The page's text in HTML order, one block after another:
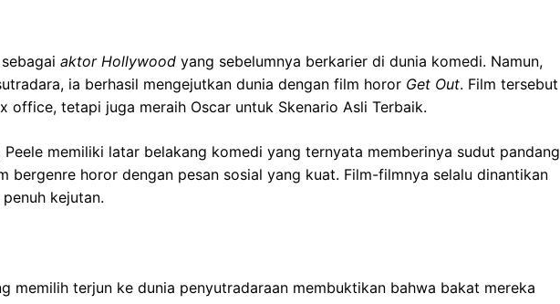
aktor Hollywood yang sebelumnya berkarier di dunia komedi. Namun,
ia berhasil mengejutkan dunia dengan film horor Get Out. Film tersebut
office, tetapi juga meraih Oscar untuk Skenario Asli Terbaik.
Peele memiliki latar belakang komedi yang ternyata memberinya sudut pandang
bergenre horor dengan pesan sosial yang kuat. Film-filmnya selalu dinantikan
kejutan.
memilih terjun ke dunia penyutradaraan membuktikan bahwa bakat mereka